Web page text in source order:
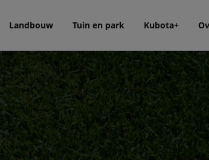
Landbouw Tuin en park Kubota+